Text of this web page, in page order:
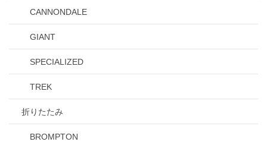
CANNONDALE
GIANT
SPECIALIZED
TREK
折りたたみ
BROMPTON